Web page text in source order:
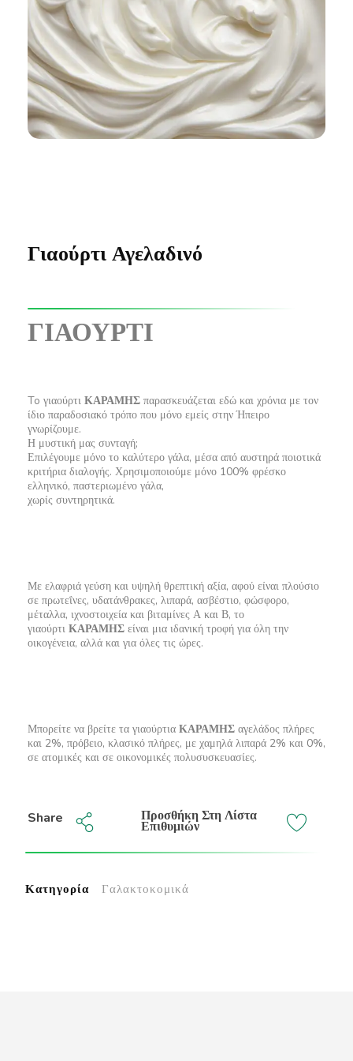
Σχετικά Με Εμάς
Επικοινωνία
Αγαπημένα –0
Γιαούρτι Αγελαδινό
ΓΙΑΟΥΡΤΙ
To γιαούρτι ΚΑΡΑΜΗΣ παρασκευάζεται εδώ και χρόνια με τον
ίδιο παραδοσιακό τρόπο που μόνο εμείς στην Ήπειρο
γνωρίζουμε.
Η μυστική μας συνταγή;
Επιλέγουμε μόνο το καλύτερο γάλα, μέσα από αυστηρά ποιοτικά
κριτήρια διαλογής. Χρησιμοποιούμε μόνο 100% φρέσκο
ελληνικό, παστεριωμένο γάλα,
χωρίς συντηρητικά.
Με ελαφριά γεύση και υψηλή θρεπτική αξία, αφού είναι πλούσιο
σε πρωτεΐνες, υδατάνθρακες, λιπαρά, ασβέστιο, φώσφορο,
μέταλλα, ιχνοστοιχεία και βιταμίνες Α και Β, το
γιαούρτι ΚΑΡΑΜΗΣ είναι μια ιδανική τροφή για όλη την
οικογένεια, αλλά και για όλες τις ώρες.
Μπορείτε να βρείτε τα γιαούρτια ΚΑΡΑΜΗΣ αγελάδος πλήρες
και 2%, πρόβειο, κλασικό πλήρες, με χαμηλά λιπαρά 2% και 0%,
σε ατομικές και σε οικονομικές πολυσυσκευασίες.
Προσθήκη Στη Λίστα
Επιθυμιών
Share
Κατηγορία Γαλακτοκομικά